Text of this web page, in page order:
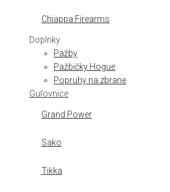
Chiappa Firearms
Doplnky
Pažby
Pažbičky Hogue
Popruhy na zbrane
Guľovnice
Grand Power
Sako
Tikka